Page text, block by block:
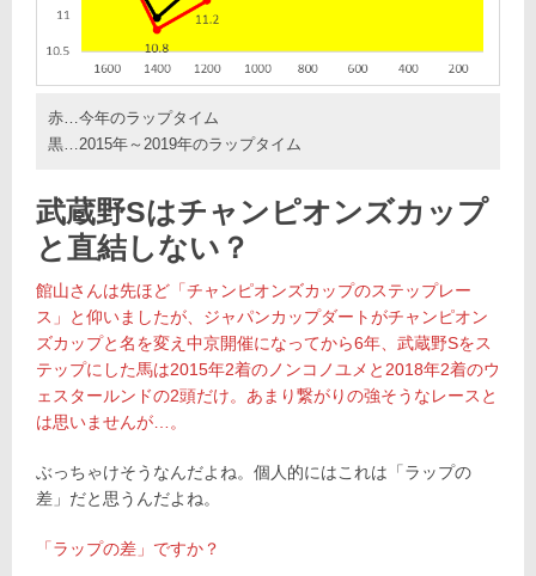
赤…今年のラップタイム
黒…2015年～2019年のラップタイム
武蔵野Sはチャンピオンズカップ
と直結しない？
館山さんは先ほど「チャンピオンズカップのステップレー
ス」と仰いましたが、ジャパンカップダートがチャンピオン
ズカップと名を変え中京開催になってから6年、武蔵野Sをス
テップにした馬は2015年2着のノンコノユメと2018年2着のウ
ェスタールンドの2頭だけ。あまり繋がりの強そうなレースと
は思いませんが…。
ぶっちゃけそうなんだよね。個人的にはこれは「ラップの
差」だと思うんだよね。
「ラップの差」ですか？